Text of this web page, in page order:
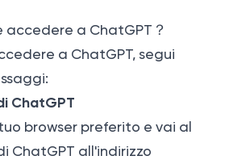
accedere a ChatGPT？
a ChatGPT, segui
ChatGPT
browser preferito e vai al
ChatGPT all'indirizzo